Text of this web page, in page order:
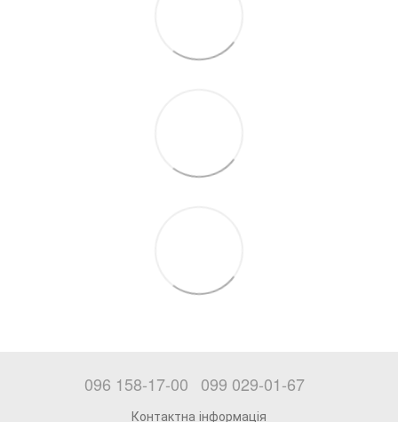
096 158-17-00 099 029-01-67
Контактна інформація